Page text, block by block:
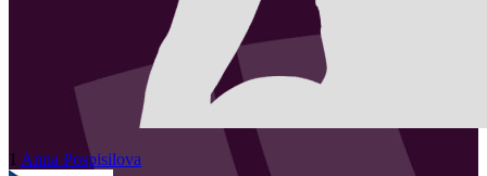
1 Anna Pospisilova